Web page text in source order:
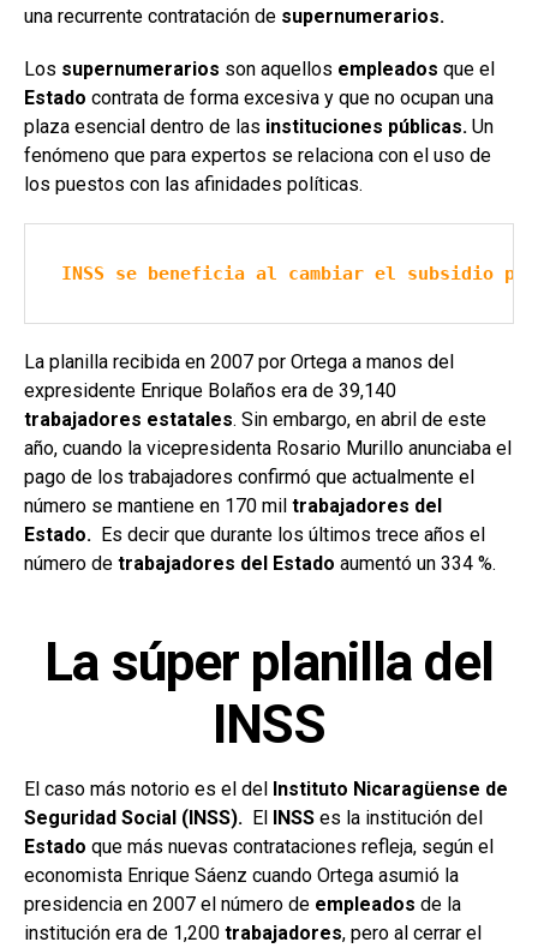
una recurrente contratación de supernumerarios.
Los supernumerarios son aquellos empleados que el
Estado contrata de forma excesiva y que no ocupan una
plaza esencial dentro de las instituciones públicas. Un
fenómeno que para expertos se relaciona con el uso de
los puestos con las afinidades políticas.
INSS se beneficia al cambiar el subsidio
La planilla recibida en 2007 por Ortega a manos del
expresidente Enrique Bolaños era de 39,140
trabajadores estatales. Sin embargo, en abril de este
año, cuando la vicepresidenta Rosario Murillo anunciaba el
pago de los trabajadores confirmó que actualmente el
número se mantiene en 170 mil trabajadores del
Estado. Es decir que durante los últimos trece años el
número de trabajadores del Estado aumentó un 334 %.
La súper planilla del
INSS
El caso más notorio es el del Instituto Nicaragüense de
Seguridad Social (INSS). El INSS es la institución del
Estado que más nuevas contrataciones refleja, según el
economista Enrique Sáenz cuando Ortega asumió la
presidencia en 2007 el número de empleados de la
institución era de 1,200 trabajadores, pero al cerrar el